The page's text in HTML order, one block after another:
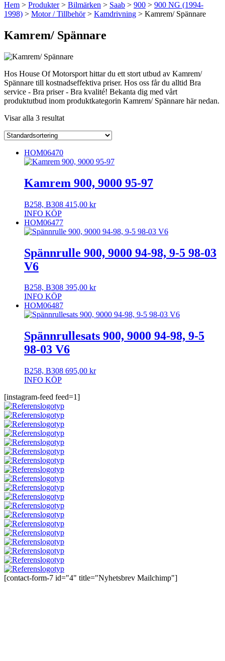
Hem > Produkter> Bilmärken > Saab > 900 > 900 NG (1994-
1998) > Motor / Tillbehör> Kamdrivning > Kamrem/ Spännare
Kamrem/ Spännare
Hos House Of Motorsport hittar du ett stort utbud av Kamrem/
Spännare till kostnadseffektiva priser. Hos oss får du alltid Bra
service - Bra priser - Bra kvalité! Bekanta dig med vårt
produktutbud inom produktkategorin Kamrem/ Spännare här nedan.
Visar alla 3 resultat
HOM06470
Kamrem 900, 9000 95-97
B258, B308 415,00 kr
INFO KÖP
HOM06477
Spännrulle 900, 9000 94-98, 9-5 98-03
V6
B258, B308 395,00 kr
INFO KÖP
HOM06487
Spännrullesats 900, 9000 94-98, 9-5
98-03 V6
B258, B308 695,00 kr
INFO KÖP
[instagram-feed feed=1]
[contact-form-7 id="4" title="Nyhetsbrev Mailchimp"]